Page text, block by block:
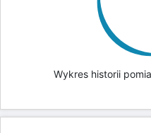
Wykres historii